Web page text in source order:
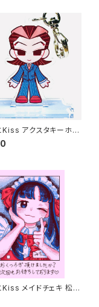
Kiss アクスタキーホル
蓮
Kiss メイドチェキ 松平